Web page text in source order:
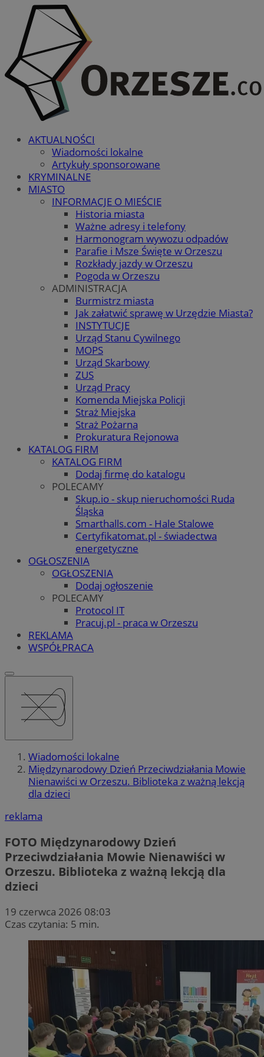
AKTUALNOŚCI
Wiadomości lokalne
Artykuły sponsorowane
KRYMINALNE
MIASTO
INFORMACJE O MIEŚCIE
Historia miasta
Ważne adresy i telefony
Harmonogram wywozu odpadów
Parafie i Msze Święte w Orzeszu
Rozkłady jazdy w Orzeszu
Pogoda w Orzeszu
ADMINISTRACJA
Burmistrz miasta
Jak załatwić sprawę w Urzędzie Miasta?
INSTYTUCJE
Urząd Stanu Cywilnego
MOPS
Urząd Skarbowy
ZUS
Urząd Pracy
Komenda Miejska Policji
Straż Miejska
Straż Pożarna
Prokuratura Rejonowa
KATALOG FIRM
KATALOG FIRM
Dodaj firmę do katalogu
POLECAMY
Skup.io - skup nieruchomości Ruda
Śląska
Smarthalls.com - Hale Stalowe
Certyfikatomat.pl - świadectwa
energetyczne
OGŁOSZENIA
OGŁOSZENIA
Dodaj ogłoszenie
POLECAMY
Protocol IT
Pracuj.pl - praca w Orzeszu
REKLAMA
WSPÓŁPRACA
Wiadomości lokalne
Międzynarodowy Dzień Przeciwdziałania Mowie
Nienawiści w Orzeszu. Biblioteka z ważną lekcją
dla dzieci
reklama
FOTO Międzynarodowy Dzień
Przeciwdziałania Mowie Nienawiści w
Orzeszu. Biblioteka z ważną lekcją dla
dzieci
19 czerwca 2026 08:03
Czas czytania: 5 min.